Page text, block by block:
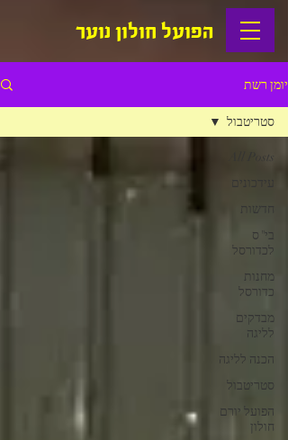
הפועל חולון נוער
יומן רשת
All Posts
חדשות
בי"ס
לכדורסל
מחנות
כדורסל
מבדקים
לליגה
הכנה לליגה
סטריטבול
הפועל יורם
חולון
סטריטבול